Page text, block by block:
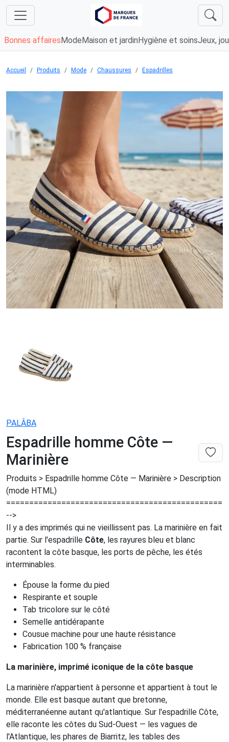
Bonnes affaires Mode Maison et jardin Hygiène et soinsJeux,
Accueil Produits Mode Chaussures Espadrilles
PALÂBA
Espadrille homme Côte —
Marinière
Produits > Espadrille homme Côte — Marinière > Description
(mode HTML)
-->
Il y a des imprimés qui ne vieillissent pas. La marinière en fait
partie. Sur l'espadrille Côte, les rayures bleu et blanc
racontent la côte basque, les ports de pêche, les étés
interminables.
Épouse la forme du pied
Respirante et souple
Tab tricolore sur le côté
Semelle antidérapante
Cousue machine pour une haute résistance
Fabrication 100 % française
La marinière, imprimé iconique de la côte basque
La marinière n'appartient à personne et appartient à tout le
monde. Elle est basque autant que bretonne,
méditerranéenne autant qu'atlantique. Sur l'espadrille Côte,
elle raconte les côtes du Sud-Ouest — les vagues de
l'Atlantique, les phares de Biarritz, les tables des